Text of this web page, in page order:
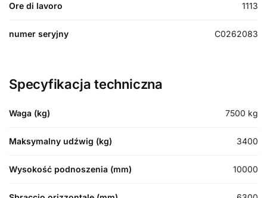
Ore di lavoro 1113
numer seryjny C0262083
Specyfikacja techniczna
Waga (kg) 7500 kg
Maksymalny udźwig (kg) 3400
Wysokość podnoszenia (mm) 10000